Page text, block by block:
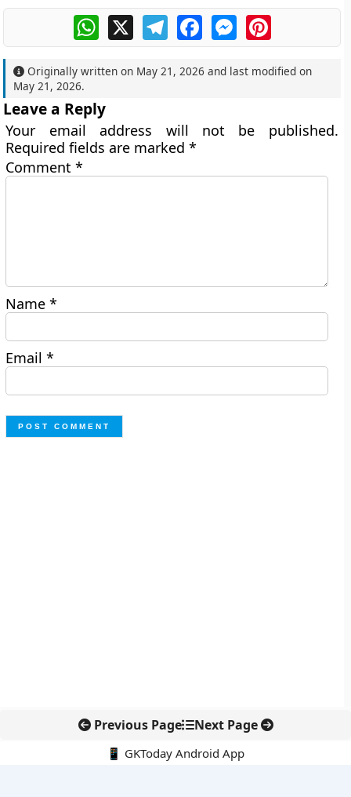
WhatsApp
X TelegramFacebookMessengerPinterest
Originally written on May 21, 2026 and last modified on
May 21, 2026.
Leave a Reply
Your email address will not be published.
Required fields are marked*
Comment*
Name*
Email*
Previous Page Next Page
📱 GKToday Android App